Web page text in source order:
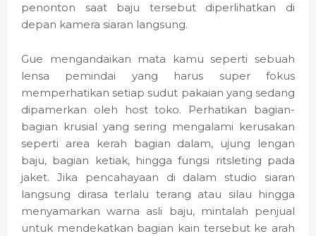
penonton saat baju tersebut diperlihatkan di
depan kamera siaran langsung.
Gue mengandaikan mata kamu seperti sebuah
lensa pemindai yang harus super fokus
memperhatikan setiap sudut pakaian yang sedang
dipamerkan oleh host toko. Perhatikan bagian-
bagian krusial yang sering mengalami kerusakan
seperti area kerah bagian dalam, ujung lengan
baju, bagian ketiak, hingga fungsi ritsleting pada
jaket. Jika pencahayaan di dalam studio siaran
langsung dirasa terlalu terang atau silau hingga
menyamarkan warna asli baju, mintalah penjual
untuk mendekatkan bagian kain tersebut ke arah